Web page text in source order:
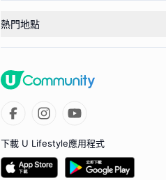
熱門地點
下載 U Lifestyle應用程式